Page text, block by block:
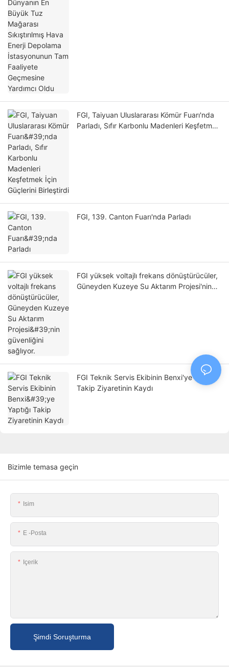
FGI, Taiyuan Uluslararası Kömür Fuarı'nda
Parladı, Sıfır Karbonlu Madenleri Keşfetmek
FGI, 139. Canton Fuarı'nda Parladı
FGI yüksek voltajlı frekans dönüştürücüler,
Güneyden Kuzeye Su Aktarım Projesi'nin
FGI Teknik Servis Ekibinin Benxi'ye Yaptığı
Takip Ziyaretinin Kaydı
Bizimle temasa geçin
Isim
E -posta
Içerik
Şimdi Soruşturma